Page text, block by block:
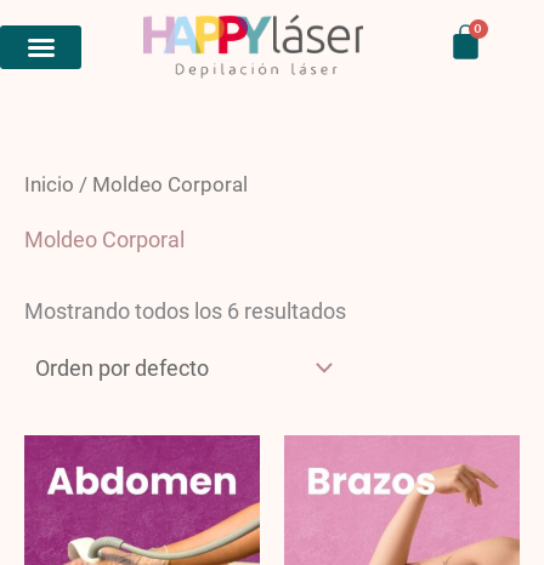
0
Inicio / Moldeo Corporal
Moldeo Corporal
Mostrando todos los 6 resultados